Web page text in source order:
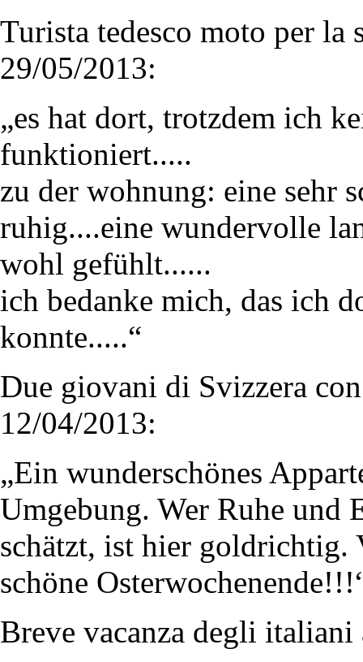
Turista tedesco moto per la
29/05/2013:
„es hat dort, trotzdem ich
funktioniert.....
zu der wohnung: eine sehr
ruhig....eine wundervolle
wohl gefühlt......
ich bedanke mich, das ich
konnte.....“
Due giovani di Svizzera
12/04/2013:
„Ein wunderschönes
Umgebung. Wer Ruhe und
schätzt, ist hier goldrichtig.
schöne
Breve vacanza degli